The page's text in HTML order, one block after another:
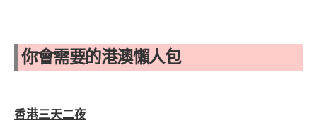
你會需要的港澳懶人包
香港三天二夜